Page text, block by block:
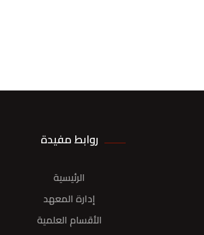
روابط مفيدة
الرئيسية
إدارة المعهد
الأقسام العلمية